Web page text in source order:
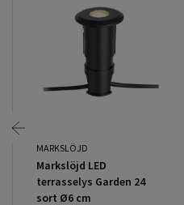
MARKSLÖJD
Markslöjd LED
terrasselys Garden 24
sort Ø6 cm